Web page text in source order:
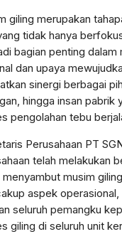
giling merupakan
tidak hanya
bagian penting dalam
dan upaya
sinergi berbagai
hingga insan
pengolahan tebu
Perusahaan PT
telah melakukan
menyambut musim
aspek
seluruh pemangku
giling di seluruh unit